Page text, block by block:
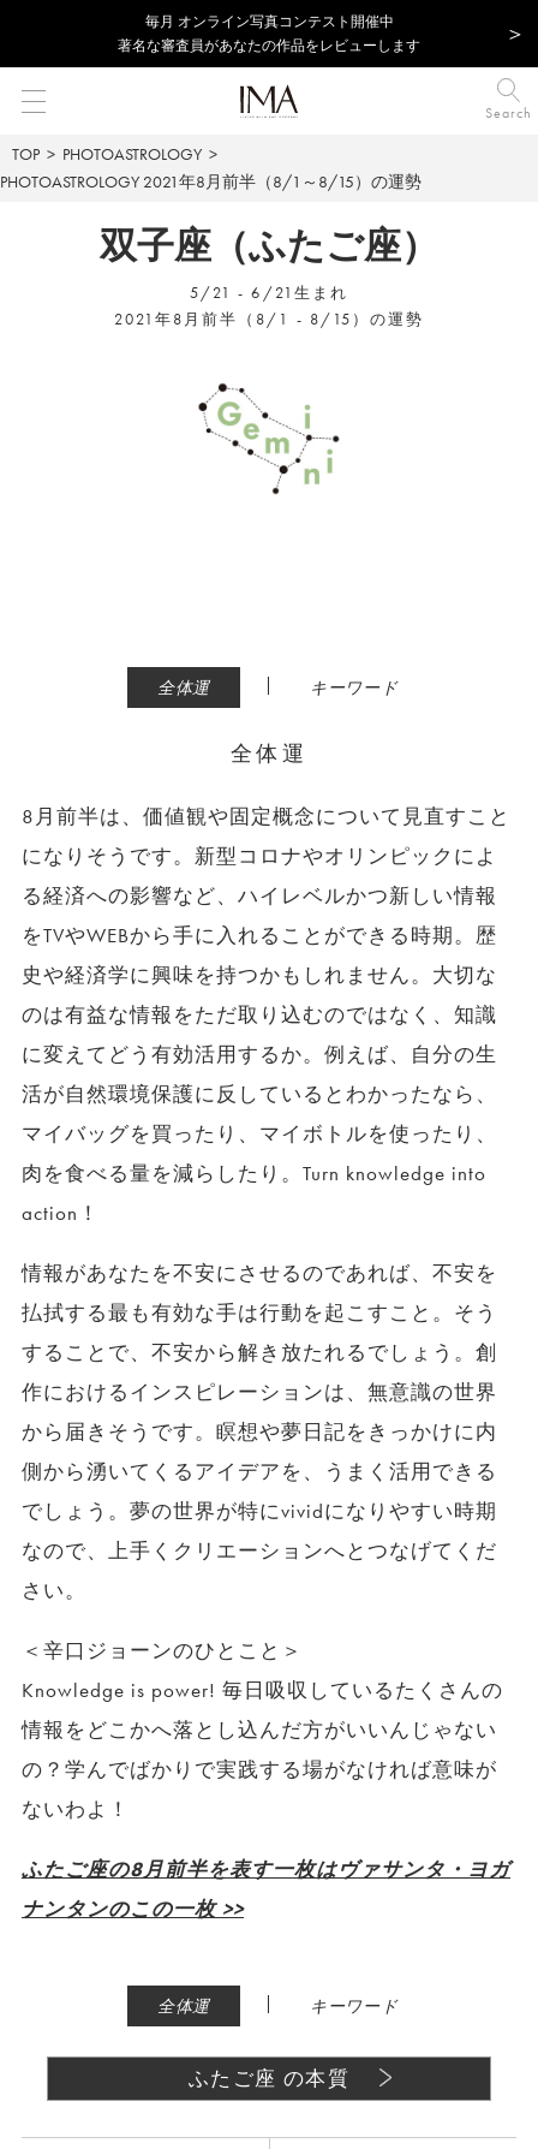
毎⽉ オンライン写真コンテスト開催中
著名な審査員があなたの作品をレビューします
Search
TOP
PHOTOASTROLOGY
PHOTOASTROLOGY 2021年8月前半（8/1～8/15）の運勢
双子座（ふたご座）
5/21 - 6/21生まれ
2021年8月前半（8/1 - 8/15）の運勢
全体運 | キーワード
全体運
8月前半は、価値観や固定概念について見直すこと
になりそうです。新型コロナやオリンピックによ
る経済への影響など、ハイレベルかつ新しい情報
をTVやWEBから手に入れることができる時期。歴
史や経済学に興味を持つかもしれません。大切な
のは有益な情報をただ取り込むのではなく、知識
に変えてどう有効活用するか。例えば、自分の生
活が自然環境保護に反しているとわかったなら、
マイバッグを買ったり、マイボトルを使ったり、
肉を食べる量を減らしたり。Turn knowledge into
action！
情報があなたを不安にさせるのであれば、不安を
払拭する最も有効な手は行動を起こすこと。そう
することで、不安から解き放たれるでしょう。創
作におけるインスピレーションは、無意識の世界
から届きそうです。瞑想や夢日記をきっかけに内
側から湧いてくるアイデアを、うまく活用できる
でしょう。夢の世界が特にvividになりやすい時期
なので、上手くクリエーションへとつなげてくだ
さい。
＜辛口ジョーンのひとこと＞
Knowledge is power! 毎日吸収しているたくさんの
情報をどこかへ落とし込んだ方がいいんじゃない
の？学んでばかりで実践する場がなければ意味が
ないわよ！
ふたご座の8月前半を表す一枚はヴァサンタ・ヨガ
ナンタンのこの一枚 >>
全体運 | キーワード
ふたご座 の本質